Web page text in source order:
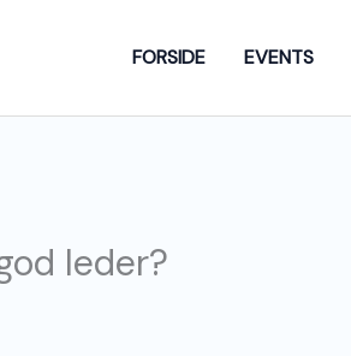
FORSIDE EVENTS
leder?